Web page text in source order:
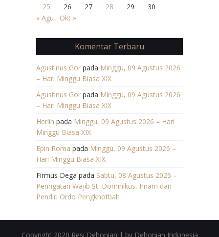
25
26 27 28 29
30
« Agu
Okt »
Komentar Terbaru
Agustinus Gor pada Minggu, 09 Agustus 2026
– Hari Minggu Biasa XIX
Agustinus Gor pada Minggu, 09 Agustus 2026
– Hari Minggu Biasa XIX
Herlin pada Minggu, 09 Agustus 2026 – Hari
Minggu Biasa XIX
Epin Roma pada Minggu, 09 Agustus 2026 –
Hari Minggu Biasa XIX
Firmus Dega pada Sabtu, 08 Agustus 2026 –
Peringatan Wajib St. Dominikus, Imam dan
Pendiri Ordo Pengkhotbah
Copyright 2020 Resi Dehonian | by Dehonian Indonesia